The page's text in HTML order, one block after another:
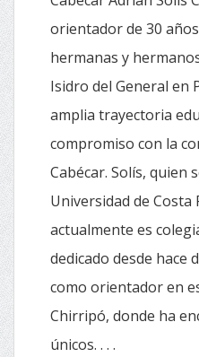
orientador de 30
hermanas y
Isidro del General en
amplia trayectoria
compromiso con la
Cabécar. Solís, quien
Universidad de Costa
actualmente es
dedicado desde hace
como orientador en
Chirripó, donde ha
únicos. . . .